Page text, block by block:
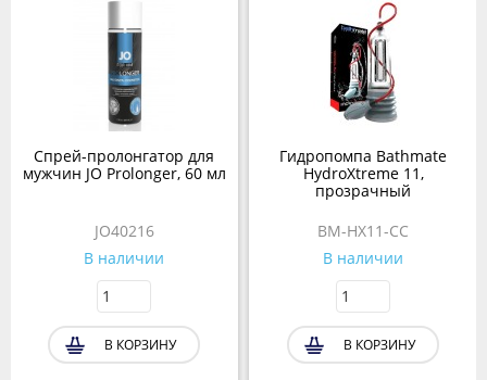
Спрей-пролонгатор для
мужчин JO Prolonger, 60 мл
JO40216
В наличии
В КОРЗИНУ
Гидропомпа Bathmate
HydroXtreme 11,
прозрачный
BM-HX11-CC
В наличии
В КОРЗИНУ